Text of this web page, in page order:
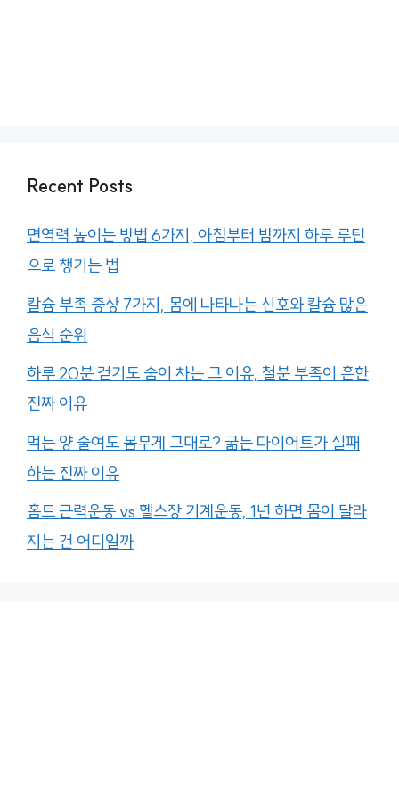
Recent Posts
면역력 높이는 방법 6가지, 아침부터 밤까지 하루 루틴
으로 챙기는 법
칼슘 부족 증상 7가지, 몸에 나타나는 신호와 칼슘 많은
음식 순위
하루 20분 걷기도 숨이 차는 그 이유, 철분 부족이 흔한
진짜 이유
먹는 양 줄여도 몸무게 그대로? 굶는 다이어트가 실패
하는 진짜 이유
홈트 근력운동 vs 헬스장 기계운동, 1년 하면 몸이 달라
지는 건 어디일까